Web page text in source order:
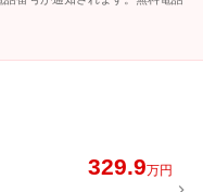
329.9万円